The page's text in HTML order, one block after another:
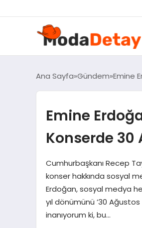
Ana Sayfa Gündem Emine
Emine
Konserde 30
Cumhurbaşkanı Recep
konser hakkında sosyal
Erdoğan, sosyal medya
yıl dönümünü ’30
inanıyorum ki, bu…